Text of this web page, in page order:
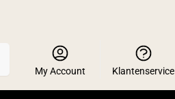
My Account Klantenservice